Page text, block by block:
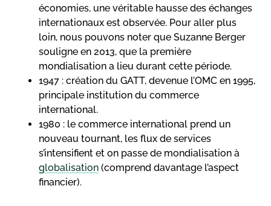
économies, une véritable hausse des échanges
internationaux est observée. Pour aller plus
loin, nous pouvons noter que Suzanne Berger
souligne en 2013, que la première
mondialisation a lieu durant cette période.
1947 : création du GATT, devenue l’OMC en 1995,
principale institution du commerce
international.
1980 : le commerce international prend un
nouveau tournant, les flux de services
s’intensifient et on passe de mondialisation à
globalisation (comprend davantage l’aspect
financier).